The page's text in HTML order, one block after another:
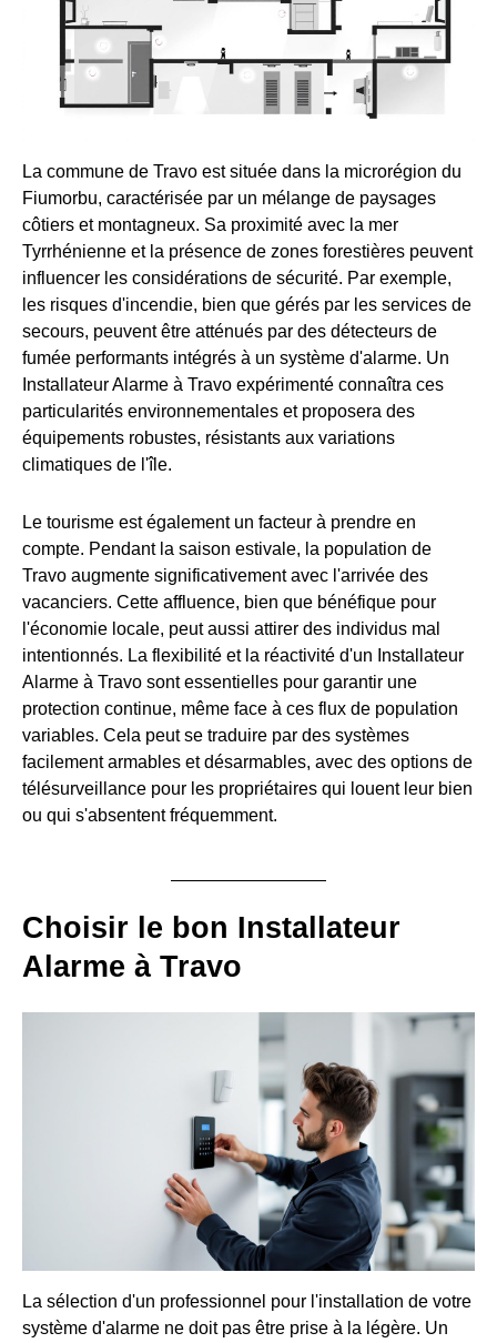
La commune de Travo est située dans la microrégion du
Fiumorbu, caractérisée par un mélange de paysages
côtiers et montagneux. Sa proximité avec la mer
Tyrrhénienne et la présence de zones forestières peuvent
influencer les considérations de sécurité. Par exemple,
les risques d'incendie, bien que gérés par les services de
secours, peuvent être atténués par des détecteurs de
fumée performants intégrés à un système d'alarme. Un
Installateur Alarme à Travo expérimenté connaîtra ces
particularités environnementales et proposera des
équipements robustes, résistants aux variations
climatiques de l'île.
Le tourisme est également un facteur à prendre en
compte. Pendant la saison estivale, la population de
Travo augmente significativement avec l'arrivée des
vacanciers. Cette affluence, bien que bénéfique pour
l'économie locale, peut aussi attirer des individus mal
intentionnés. La flexibilité et la réactivité d'un Installateur
Alarme à Travo sont essentielles pour garantir une
protection continue, même face à ces flux de population
variables. Cela peut se traduire par des systèmes
facilement armables et désarmables, avec des options de
télésurveillance pour les propriétaires qui louent leur bien
ou qui s'absentent fréquemment.
Choisir le bon Installateur
Alarme à Travo
La sélection d'un professionnel pour l'installation de votre
système d'alarme ne doit pas être prise à la légère. Un